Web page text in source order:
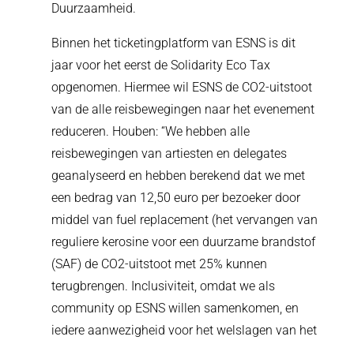
Duurzaamheid.
Binnen het ticketingplatform van ESNS is dit
jaar voor het eerst de Solidarity Eco Tax
opgenomen. Hiermee wil ESNS de CO2-uitstoot
van de alle reisbewegingen naar het evenement
reduceren. Houben: “We hebben alle
reisbewegingen van artiesten en delegates
geanalyseerd en hebben berekend dat we met
een bedrag van 12,50 euro per bezoeker door
middel van fuel replacement (het vervangen van
reguliere kerosine voor een duurzame brandstof
(SAF) de CO2-uitstoot met 25% kunnen
terugbrengen. Inclusiviteit, omdat we als
community op ESNS willen samenkomen, en
iedere aanwezigheid voor het welslagen van het